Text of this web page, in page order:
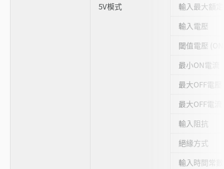
5V模式
輸入最大額定
輸入電壓
閾值電壓
最小ON電流
最大OFF電壓
最大OFF電流
輸入阻抗
絕緣方式
輸入時間常